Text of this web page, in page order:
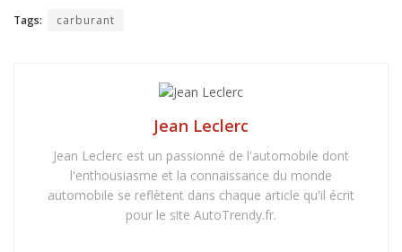
Tags: carburant
Jean Leclerc
Jean Leclerc est un passionné de l'automobile dont
l'enthousiasme et la connaissance du monde
automobile se reflètent dans chaque article qu'il écrit
pour le site AutoTrendy.fr.